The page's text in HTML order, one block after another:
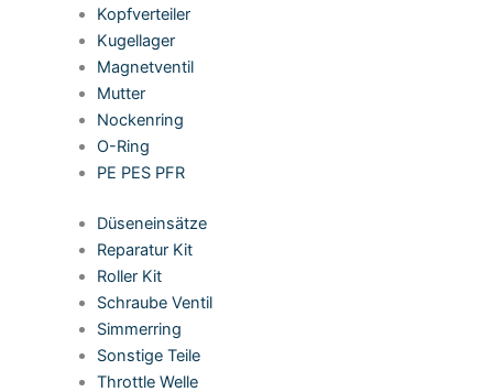
Kopfverteiler
Kugellager
Magnetventil
Mutter
Nockenring
O-Ring
PE PES PFR
Düseneinsätze
Reparatur Kit
Roller Kit
Schraube Ventil
Simmerring
Sonstige Teile
Throttle Welle